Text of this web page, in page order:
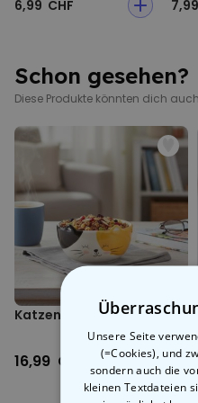
Tipps
6,99 CHF
Schon gesehen?
Diese Produkte könnten dich
Katzen Müslischale
16,99 CHF
Unsere Seite
(=Cookies), und
sondern auch die
kleinen Textdateien